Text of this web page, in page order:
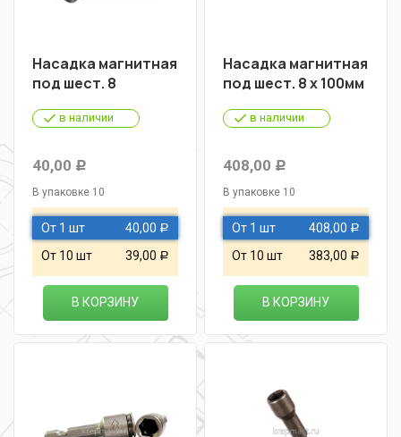
Насадка магнитная
под шест. 8
в наличии
40,00 Р
В упаковке 10
От 1 шт 40,00 Р
От 10 шт 39,00 Р
В КОРЗИНУ
Насадка магнитная
под шест. 8 х 100мм
в наличии
408,00 Р
В упаковке 10
От 1 шт 408,00 Р
От 10 шт 383,00 Р
В КОРЗИНУ